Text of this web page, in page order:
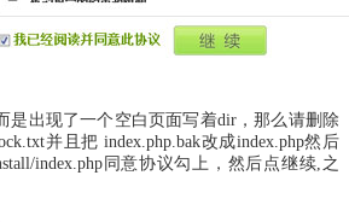
是出现了一个空白页面写着dir，那么请删除
并且把 index.php.bak改成index.php然后
index.php同意协议勾上，然后点继续,之